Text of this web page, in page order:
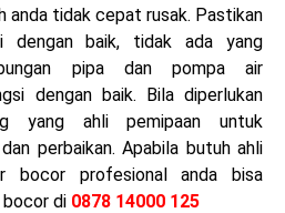
anda tidak cepat rusak. Pastikan
dengan baik, tidak ada yang
pipa dan pompa air
dengan baik. Bila diperlukan
yang ahli pemipaan untuk
perbaikan. Apabila butuh ahli
bocor profesional anda bisa
bocor di 0878 14000 125